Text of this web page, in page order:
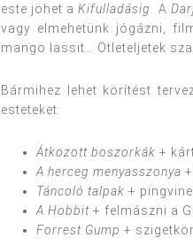
este jöhet aKifulladásig . A
vagy elmehetünk jógázni,
mango lassit… Ötleteljetek
Bármihez lehet körítést
esteteket:
Átkozott boszorkák +
A herceg menyasszonya
Táncoló talpak +
A Hobbit + felmászni a
Forrest Gump +